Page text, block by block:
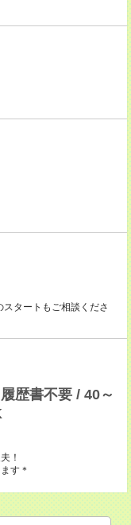
タートもご相談くださ
歴書不要 / 40～
！
す＊